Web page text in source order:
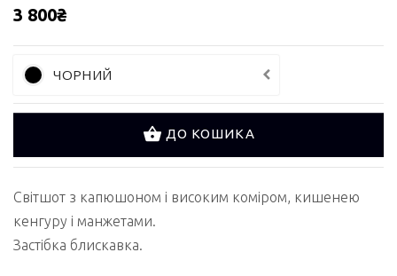
3 800₴
ЧОРНИЙ
ДО КОШИКА
Cвітшот з капюшоном і високим коміром, кишенею
кенгуру і манжетами.
Застібка блискавка.